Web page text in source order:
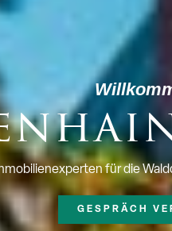
für die
GESPRÄCH